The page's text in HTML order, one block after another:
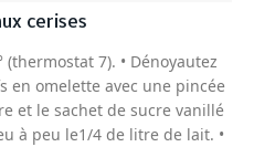
cerises
7). • Dénoyautez
en omelette avec une pincée
et le sachet de sucre vanillé
à peu le1/4 de litre de lait. •